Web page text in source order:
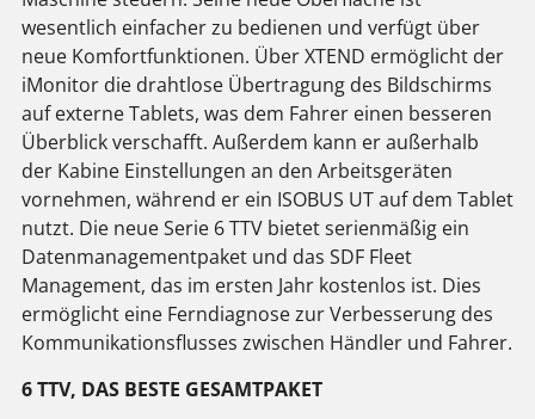
wesentlich einfacher zu bedienen und verfügt über
neue Komfortfunktionen. Über XTEND ermöglicht der
iMonitor die drahtlose Übertragung des Bildschirms
auf externe Tablets, was dem Fahrer einen besseren
Überblick verschafft. Außerdem kann er außerhalb
der Kabine Einstellungen an den Arbeitsgeräten
vornehmen, während er ein ISOBUS UT auf dem Tablet
nutzt. Die neue Serie 6 TTV bietet serienmäßig ein
Datenmanagementpaket und das SDF Fleet
Management, das im ersten Jahr kostenlos ist. Dies
ermöglicht eine Ferndiagnose zur Verbesserung des
Kommunikationsflusses zwischen Händler und Fahrer.
6 TTV, DAS BESTE GESAMTPAKET